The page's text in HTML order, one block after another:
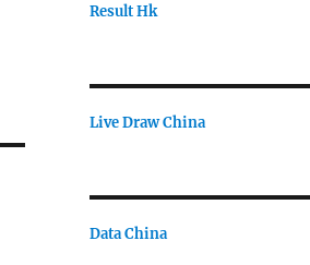
Result Hk
Live Draw China
Data China